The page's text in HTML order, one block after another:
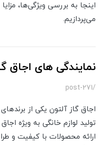
اینجا به بررسی ویژگی‌ها،
می‌پردازیم.
نمایندگی های اجاق
/post-271
اجاق گاز آلتون یکی از
تولید لوازم خانگی به ویژه
ارائه محصولات با کیفیت و